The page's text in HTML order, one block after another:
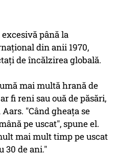
până la
din anii 1970,
de încălzirea globală.
mai multă hrană de
fi reni sau ouă de păsări,
"Când gheaţa se
pe uscat", spune el.
mai mult timp pe uscat
30 de ani."